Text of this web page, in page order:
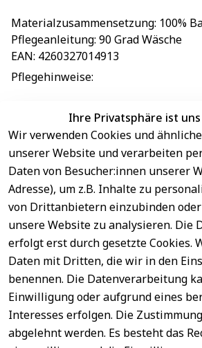
Materialzusammensetzung: 100%
Pflegeanleitung: 90 Grad Wäsche
EAN: 4260327014913
Pflegehinweise:
EU-Verantwortliche Person -
Ihre Privatsphäre ist
Wir verwenden Cookies und
unserer Website und verarbeiten
Daten von Besucher:innen unserer
Adresse), um z.B. Inhalte zu
von Drittanbietern einzubinden
unsere Website zu analysieren. Die
erfolgt erst durch gesetzte Cookies.
Daten mit Dritten, die wir in den
benennen. Die Datenverarbeitung
Einwilligung oder aufgrund eines
Interesses erfolgen. Die
abgelehnt werden. Es besteht das
Rechtliches
AGB
Impressum
Service
Kontakt
Registrieren
Sichere
ten